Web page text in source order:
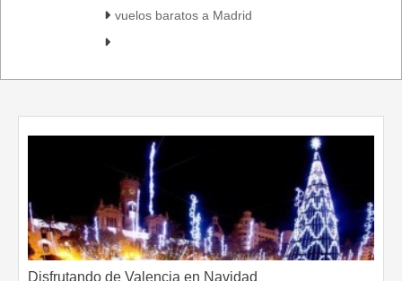
vuelos baratos a Madrid
Disfrutando de Valencia en Navidad